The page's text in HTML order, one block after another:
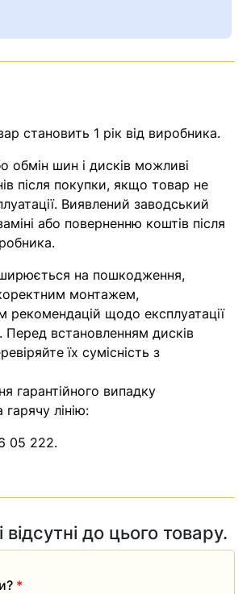
зв’яжеться з вами
часом
становить 1 рік від виробника.
обмін шин і дисків можливі
після покупки, якщо товар не
Виявлений заводський
або поверненню коштів після
на пошкодження,
монтажем,
рекомендацій щодо експлуатації
Перед встановленням дисків
їх сумісність з
гарантійного випадку
лінію:
05 222.
до цього товару.
*